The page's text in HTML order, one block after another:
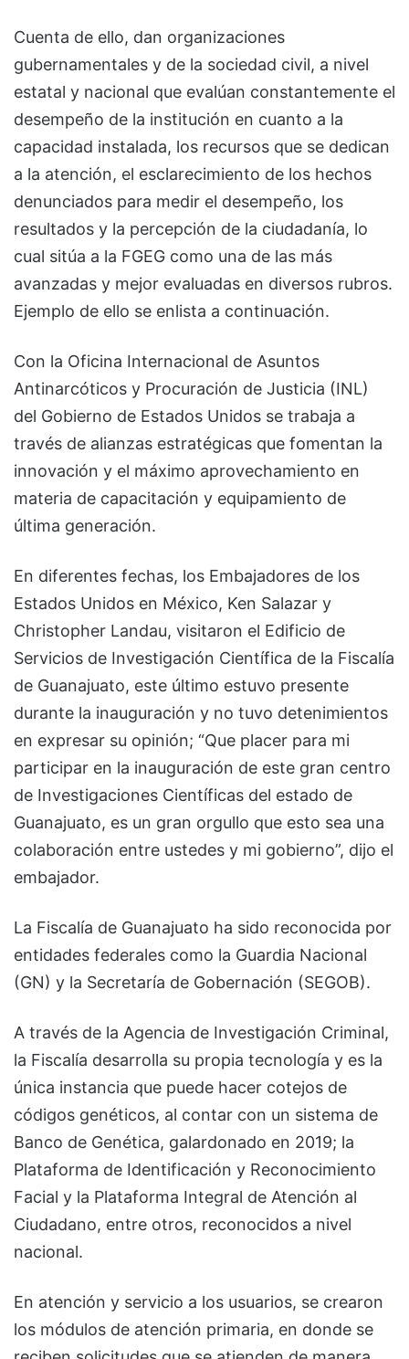
Cuenta de ello, dan organizaciones
gubernamentales y de la sociedad civil, a nivel
estatal y nacional que evalúan constantemente el
desempeño de la institución en cuanto a la
capacidad instalada, los recursos que se dedican
a la atención, el esclarecimiento de los hechos
denunciados para medir el desempeño, los
resultados y la percepción de la ciudadanía, lo
cual sitúa a la FGEG como una de las más
avanzadas y mejor evaluadas en diversos rubros.
Ejemplo de ello se enlista a continuación.
Con la Oficina Internacional de Asuntos
Antinarcóticos y Procuración de Justicia (INL)
del Gobierno de Estados Unidos se trabaja a
través de alianzas estratégicas que fomentan la
innovación y el máximo aprovechamiento en
materia de capacitación y equipamiento de
última generación.
En diferentes fechas, los Embajadores de los
Estados Unidos en México, Ken Salazar y
Christopher Landau, visitaron el Edificio de
Servicios de Investigación Científica de la Fiscalía
de Guanajuato, este último estuvo presente
durante la inauguración y no tuvo detenimientos
en expresar su opinión; “Que placer para mi
participar en la inauguración de este gran centro
de Investigaciones Científicas del estado de
Guanajuato, es un gran orgullo que esto sea una
colaboración entre ustedes y mi gobierno”, dijo el
embajador.
La Fiscalía de Guanajuato ha sido reconocida por
entidades federales como la Guardia Nacional
(GN) y la Secretaría de Gobernación (SEGOB).
A través de la Agencia de Investigación Criminal,
la Fiscalía desarrolla su propia tecnología y es la
única instancia que puede hacer cotejos de
códigos genéticos, al contar con un sistema de
Banco de Genética, galardonado en 2019; la
Plataforma de Identificación y Reconocimiento
Facial y la Plataforma Integral de Atención al
Ciudadano, entre otros, reconocidos a nivel
nacional.
En atención y servicio a los usuarios, se crearon
los módulos de atención primaria, en donde se